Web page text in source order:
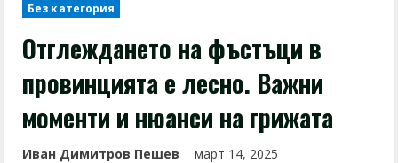
Без категория
Отглеждането на фъстъци в
провинцията е лесно. Важни
моменти и нюанси на грижата
Иван Димитров Пешев март 14, 2025